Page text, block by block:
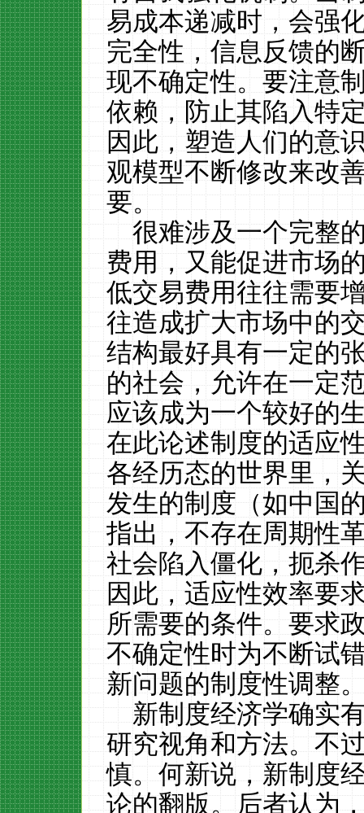
易成本递减时，会强
完全性，信息反馈的
现不确定性。要注意
依赖，防止其陷入特
因此，塑造人们的意
观模型不断修改来改
要。
很难涉及一个完整
费用，又能促进市场
低交易费用往往需要
往造成扩大市场中的
结构最好具有一定的
的社会，允许在一定
应该成为一个较好的
在此论述制度的适应
各经历态的世界里，
发生的制度（如中国
指出，不存在周期性
社会陷入僵化，扼杀
因此，适应性效率要
所需要的条件。要求
不确定性时为不断试
新问题的制度性调整
新制度经济学确实
研究视角和方法。不
慎。何新说，新制度
论的翻版。后者认为